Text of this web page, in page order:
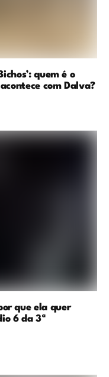
quem é o
com Dalva?
que ela quer
6 da 3ª